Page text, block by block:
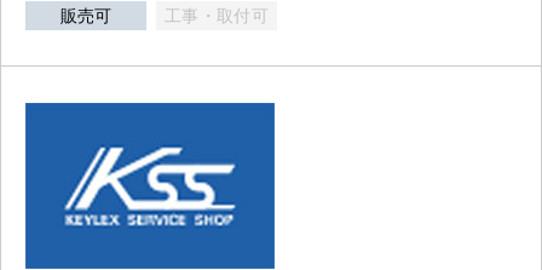
販売可 工事・取付可